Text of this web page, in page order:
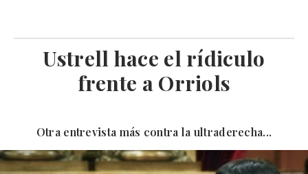
Ustrell hace el rídiculo
frente a Orriols
Otra entrevista más contra la ultraderecha...